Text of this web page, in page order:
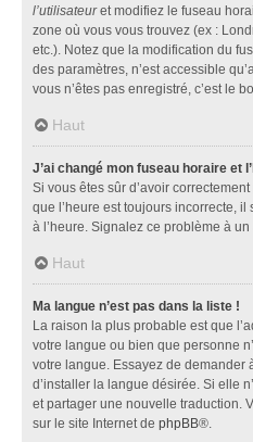
l’utilisateuret modifiez le fuseau
zone où vous vous trouvez (ex :
etc.). Notez que la modification du
des paramètres, n’est accessible
vous n’êtes pas enregistré, c’est le
Haut
J’ai changé mon fuseau horaire et
Si vous êtes sûr d’avoir
que l’heure est toujours incorrecte,
à l’heure. Signalez ce problème à
Haut
Ma langue n’est pas dans la liste !
La raison la plus probable est que
votre langue ou bien que personne
votre langue. Essayez de demander
d’installer la langue désirée. Si elle
et partager une nouvelle traduction.
sur le site Internet de phpBB®.